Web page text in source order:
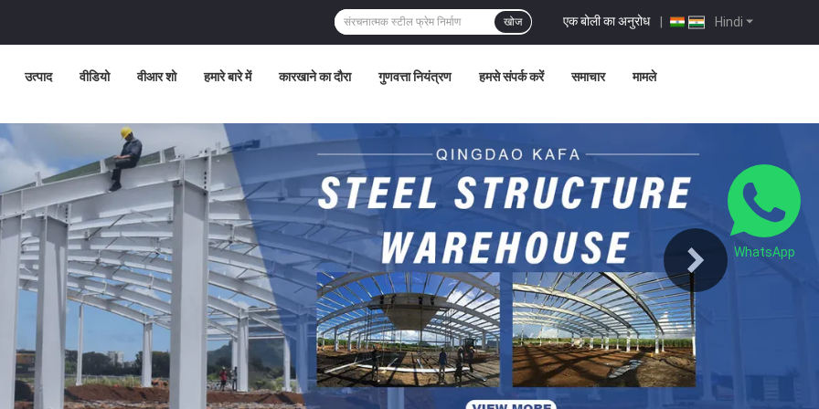
Hindi
एक बोली का अनुरोध |
खोज
उत्पाद वीडियो वीआर शो हमारे बारे में कारखाने का दौरा गुणवत्ता नियंत्रण हमसे संपर्क करें समाचार मामले
WhatsApp